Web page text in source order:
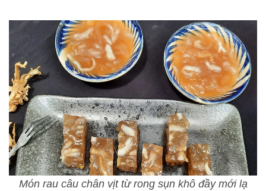
Món rau câu chân vịt từ rong sụn khô đầy mới lạ